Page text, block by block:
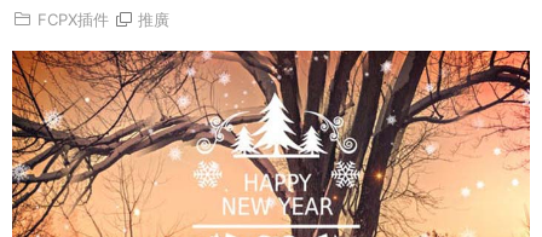
FCPX插件 推廣